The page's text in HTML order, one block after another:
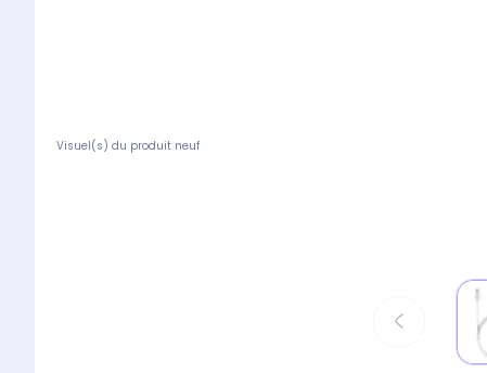
Visuel(s) du produit neuf